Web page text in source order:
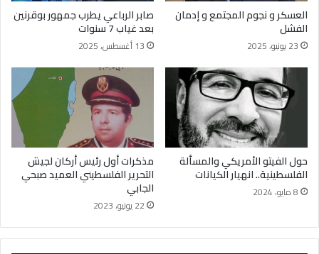
العسكر و نجوم المجتمع و إدمان
الفشل
23 يونيو، 2025
صابر الرباعي يطرب جمهور بوقرنين
بعد غياب 7 سنوات
13 أغسطس، 2025
حول الفيتو الأمريكي والمسألة
الفلسطينية.. انهيار الكيانات
8 مايو، 2024
مذكرات أول رئيس أركان لجيش
التحرير الفلسطيني العميد صبحي
الجابي
22 يونيو، 2023